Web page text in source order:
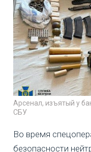
Арсенал, изъятый у
СБУ
Во время
безопасности